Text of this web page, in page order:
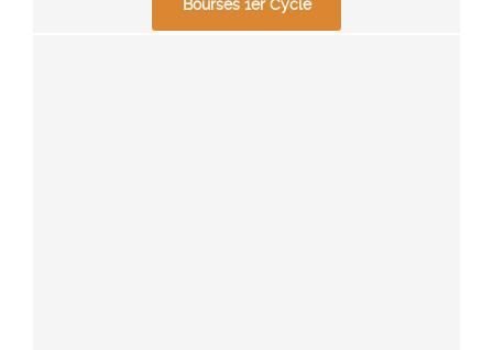
Bourses 1er Cycle